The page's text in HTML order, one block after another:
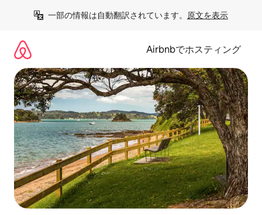
一部の情報は自動翻訳されています。 原文を表示
Airbnbでホスティング